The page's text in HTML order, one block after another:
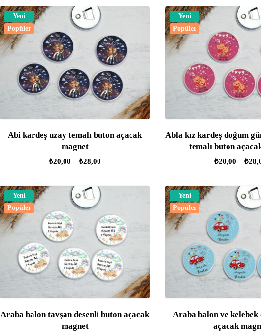
Yeni
Popüler
Abi kardeş uzay temalı buton açacak
magnet
₺20,00 – ₺28,00
Yeni
Popüler
Abla kız kardeş doğum
temalı buton
₺20,00 – ₺
Yeni
Popüler
Araba balon tavşan desenli buton açacak
magnet
Yeni
Popüler
Araba balon ve kelebek
açacak